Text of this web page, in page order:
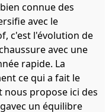
connue des
avec le
c'est l'évolution de
avec une
rapide. La
ce qui a fait le
nous propose ici des
un équilibre